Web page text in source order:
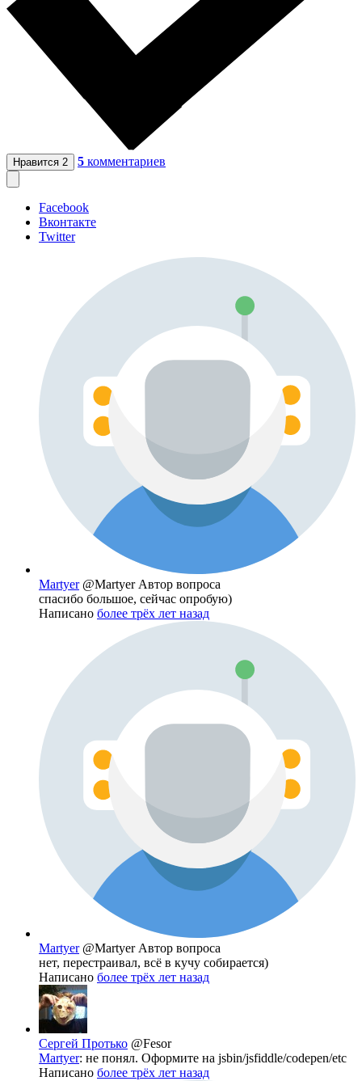
Нравится 2 5 комментариев
Facebook
Вконтакте
Twitter
Martyer @Martyer Автор вопроса
спасибо большое, сейчас опробую)
Написано более трёх лет назад
Martyer @Martyer Автор вопроса
нет, перестраивал, всё в кучу собирается)
Написано более трёх лет назад
Сергей Протько @Fesor
Martyer: не понял. Оформите на jsbin/jsfiddle/codepen/etc
Написано более трёх лет назад